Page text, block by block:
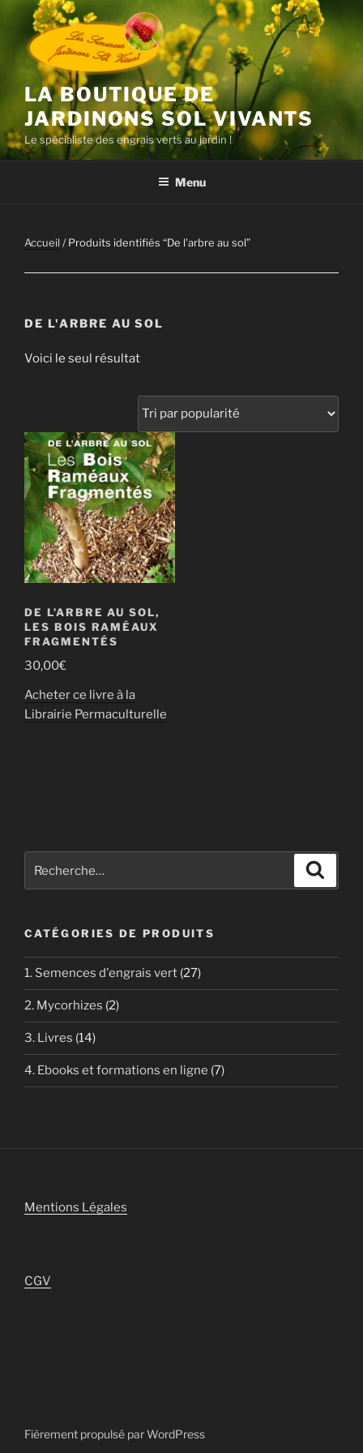
contenu
principal
LA BOUTIQUE DE
JARDINONS SOL VIVANTS
Le spécialiste des engrais verts au jardin !
Menu
Accueil / Produits identifiés “De l'arbre au sol”
DE L'ARBRE AU SOL
Voici le seul résultat
DE L’ARBRE AU SOL,
LES BOIS RAMÉAUX
FRAGMENTÉS
30,00€
Acheter ce livre à la
Librairie Permaculturelle
pour
CATÉGORIES DE PRODUITS
1. Semences d'engrais vert (27)
2. Mycorhizes (2)
3. Livres (14)
4. Ebooks et formations en ligne (7)
Mentions Légales
CGV
Fièrement propulsé par WordPress